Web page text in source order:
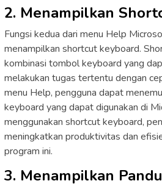
2. Menampilkan
Fungsi kedua dari menu Help
menampilkan shortcut keyboard.
kombinasi tombol keyboard yang
melakukan tugas tertentu dengan
menu Help, pengguna dapat
keyboard yang dapat digunakan di
menggunakan shortcut keyboard,
meningkatkan produktivitas dan
program ini.
3. Menampilkan